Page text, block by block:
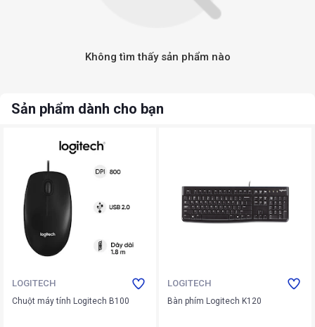
Không tìm thấy sản phẩm nào
Sản phẩm dành cho bạn
LOGITECH
Chuột máy tính Logitech B100
LOGITECH
Bàn phím Logitech K120